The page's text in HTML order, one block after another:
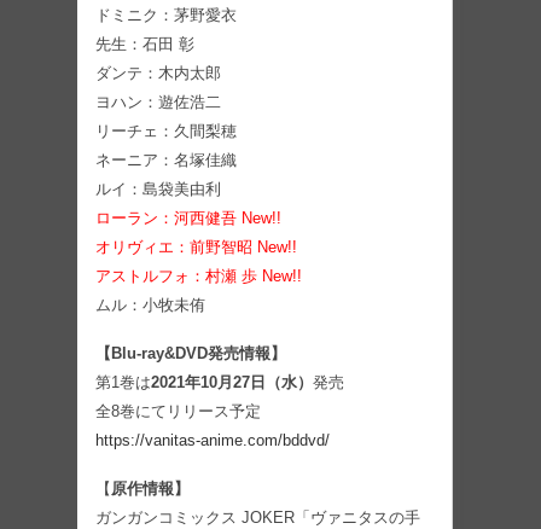
ドミニク：茅野愛衣
先生：石田 彰
ダンテ：木内太郎
ヨハン：遊佐浩二
リーチェ：久間梨穂
ネーニア：名塚佳織
ルイ：島袋美由利
ローラン：河西健吾 New!!
オリヴィエ：前野智昭 New!!
アストルフォ：村瀬 歩 New!!
ムル：小牧未侑
【Blu-ray&DVD発売情報】
第1巻は2021年10月27日（水） 発売
全8巻にてリリース予定
https://vanitas-anime.com/bddvd/
【 原作情報】
ガンガンコミックス JOKER「ヴァニタスの手